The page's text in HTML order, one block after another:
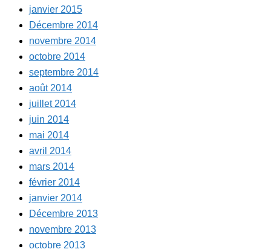
janvier 2015
Décembre 2014
novembre 2014
octobre 2014
septembre 2014
août 2014
juillet 2014
juin 2014
mai 2014
avril 2014
mars 2014
février 2014
janvier 2014
Décembre 2013
novembre 2013
octobre 2013